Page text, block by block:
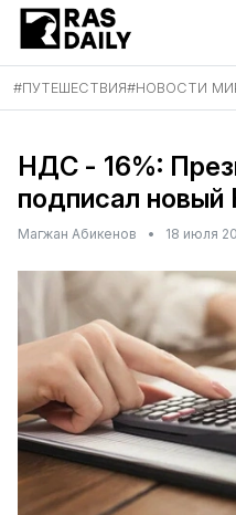
#ПУТЕШЕСТВИЯ#НОВОСТИ
НДС - 16%:
подписал новый
Магжан Абикенов • 18 июля